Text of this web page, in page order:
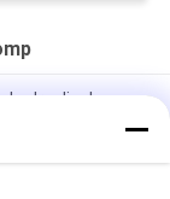
hydraulische
met variabel